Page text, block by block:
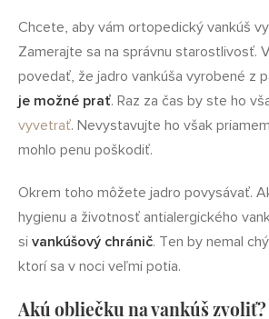
Chcete, aby vám ortopedický vankúš
Zamerajte sa na správnu starostlivosť.
povedať, že jadro vankúša vyrobené z
je možné prať. Raz za čas by ste ho
vyvetrať. Nevystavujte ho však
mohlo penu poškodiť.
Okrem toho môžete jadro povysávať.
hygienu a životnosť antialergického
si vankúšový chránič. Ten by nemal
ktorí sa v noci veľmi potia.
Akú obliečku na vankúš zvoliť?